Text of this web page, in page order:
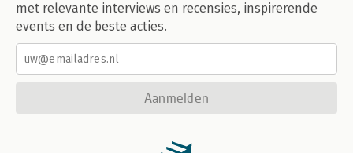
met relevante interviews en recensies, inspirerende
events en de beste acties.
Aanmelden